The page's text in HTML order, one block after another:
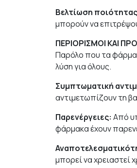
Βελτίωση
μπορούν να
ΠΕΡΙΟΡΙΣΜΟΙ ΚΑΙ
Παρόλο που τα
λύση για όλους.
Συμπτωματική
αντιμετωπίζουν τη
Παρενέργειες: Από
φάρμακα έχουν
μπορεί να χρειαστεί